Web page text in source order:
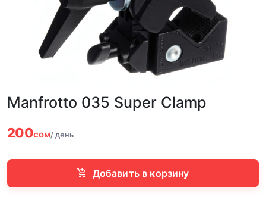
Manfrotto 035 Super Clamp
200сом/ день
Добавить в корзину